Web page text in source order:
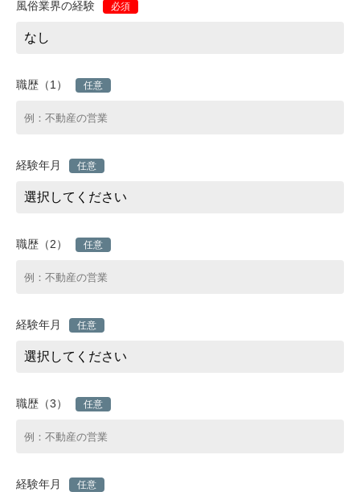
風俗業界の経験 必須
職歴（1） 任意
経験年月 任意
職歴（2） 任意
経験年月 任意
職歴（3） 任意
経験年月 任意